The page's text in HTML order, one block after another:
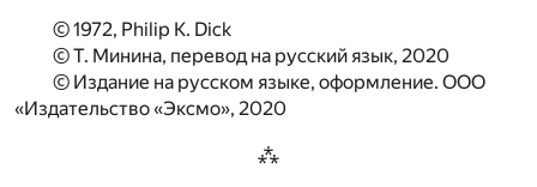
© 1972, Philip K. Dick
© Т. Минина, перевод на русский язык, 2020
© Издание на русском языке, оформление. ООО
«Издательство «Эксмо», 2020
⁂